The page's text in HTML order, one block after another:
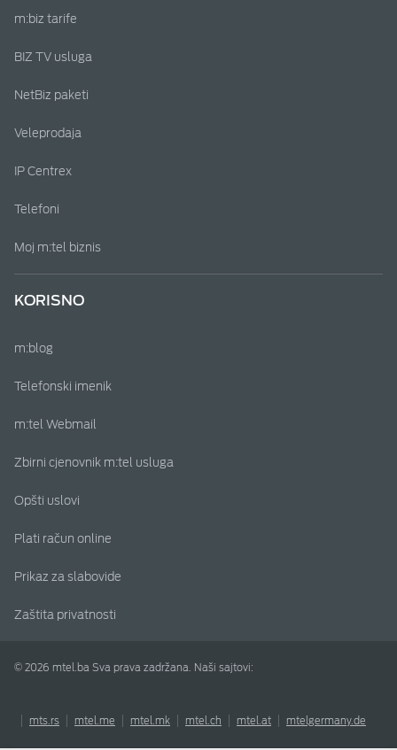
m:biz tarife
BIZ TV usluga
NetBiz paketi
Veleprodaja
IP Centrex
Telefoni
Moj m:tel biznis
KORISNO
m:blog
Telefonski imenik
m:tel Webmail
Zbirni cjenovnik m:tel usluga
Opšti uslovi
Plati račun online
Prikaz za slabovide
Zaštita privatnosti
© 2026 mtel.ba Sva prava zadržana. Naši sajtovi:
mts.rs mtel.me mtel.mk mtel.ch mtel.at mtelgermany.de